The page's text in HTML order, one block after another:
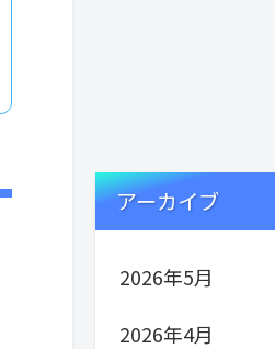
アーカイブ
2026年5月
2026年4月